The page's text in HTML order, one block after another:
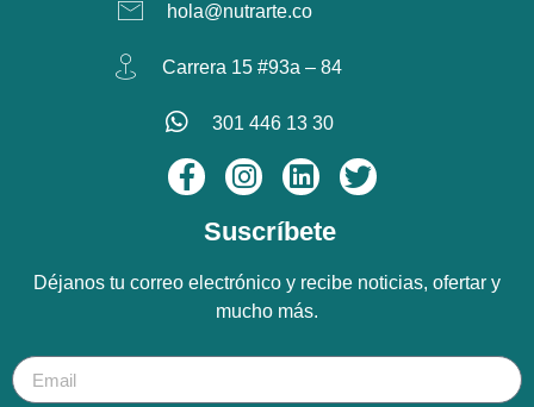
hola@nutrarte.co
Carrera 15 #93a – 84
301 446 13 30
Suscríbete
Déjanos tu correo electrónico y recibe noticias, ofertar y
mucho más.